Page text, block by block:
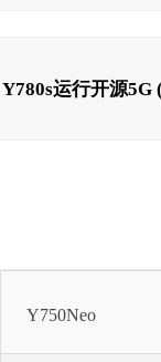
Y780s运行开源
Y750Neo